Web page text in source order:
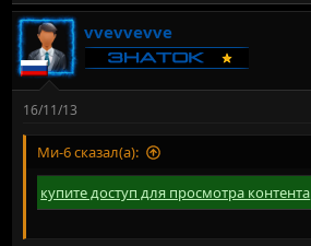
а
к
ц
и
и
:
vvevvevve
16/11/13
Ми-6 сказал(а):
купите доступ для просмотра контента